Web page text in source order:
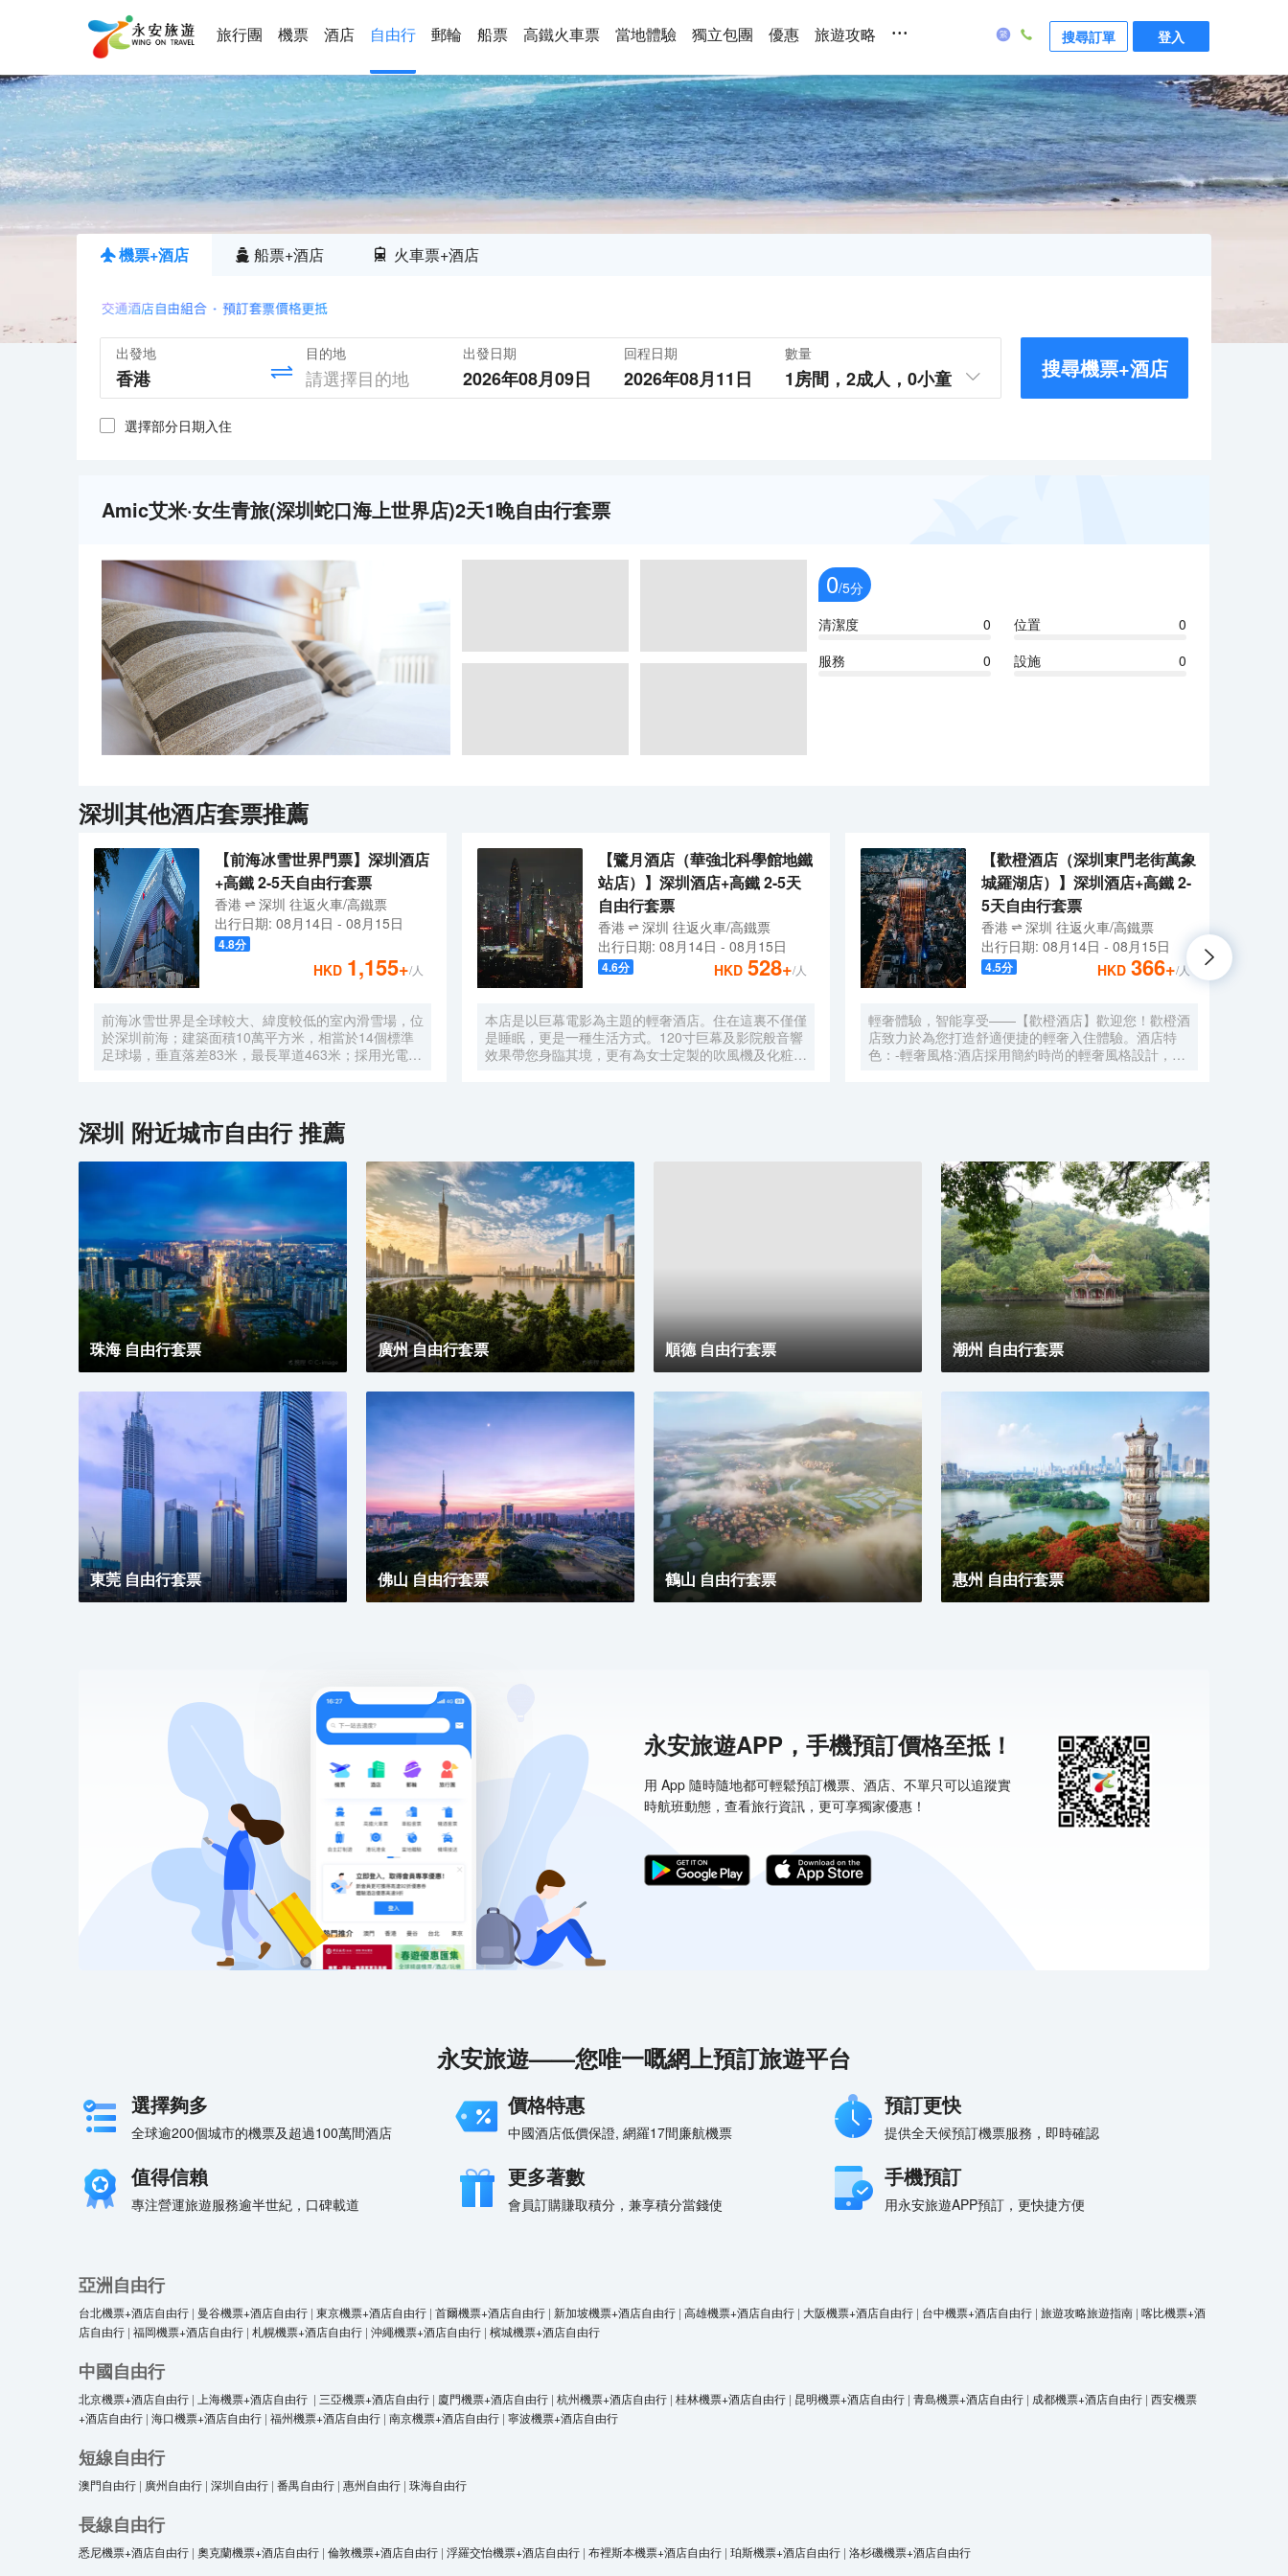
旅行團 機票 酒店 自由行 郵輪 船票 高鐵火車票 當地體驗 獨立包團 優惠 旅遊攻略 ... 搜尋訂單 登入
機票+酒店 船票+酒店 火車票+酒店
出發地 目的地 出發日期
2026年08月09日
回程日期
2026年08月11日
數量
1房間， 2成人， 0小童 搜尋機票+酒店
選擇部分日期入住
Amic艾米·女生青旅(深圳蛇口海上世界店)2天1晚自由行套票
0/5分
清潔度
0 位置
0
服務
0 設施 0
深圳其他酒店套票推薦
【前海冰雪世界門票】深圳酒店
+高鐵 2-5天自由行套票
香港 深圳 往返火車/高鐵票
出行日期: 08月14日 - 08月15日
4.8分
HKD 1,155+/人
前海冰雪世界是全球較大、緯度較低的室內滑雪場，位
於深圳前海；建築面積10萬平方米，相當於14個標準
足球場，垂直落差83米，最長單道463米‌；採用光電發
【鷺月酒店（華強北科學館地鐵
站店）】深圳酒店+高鐵 2-5天
自由行套票
香港 深圳 往返火車/高鐵票
出行日期: 08月14日 - 08月15日
4.6分 HKD 528+/人
本店是以巨幕電影為主題的輕奢酒店。住在這裏不僅僅
是睡眠，更是一種生活方式。120寸巨幕及影院般音響
效果帶您身臨其境，更有為女士定製的吹風機及化粧
【歡橙酒店（深圳東門老街萬象
城羅湖店）】深圳酒店+高鐵 2-
5天自由行套票
香港 深圳 往返火車/高鐵票
出行日期: 08月14日 - 08月15日
4.5分 HKD 366+/人
輕奢體驗，智能享受——【歡橙酒店】歡迎您！歡橙酒
店致力於為您打造舒適便捷的輕奢入住體驗。酒店特
色：-輕奢風格:酒店採用簡約時尚的輕奢風格設計，注
影院，享受震撼視聽盛宴。-貼心服務:酒店設有洗衣
房，並提供烘乾服務，解決您的洗衣煩惱，讓旅途更加
輕鬆自在。歡橙酒店是您商務出行、休閒度假的理想之
選。期待您的光臨！温馨提示，圖片僅供參考，無法涵
蓋所有房型，詳細的實物照片請諮詢酒店。
深圳 附近城市自由行 推薦
珠海 自由行套票 廣州 自由行套票 順德 自由行套票 潮州 自由行套票
東莞 自由行套票 佛山 自由行套票 鶴山 自由行套票 惠州 自由行套票
永安旅遊APP，手機預訂價格至抵！
用 App 隨時隨地都可輕鬆預訂機票、酒店、不單只可以追蹤實
時航班動態，查看旅行資訊，更可享獨家優惠！
永安旅遊——您唯一嘅網上預訂旅遊平台
選擇夠多
全球逾200個城市的機票及超過100萬間酒店
價格特惠
中國酒店低價保證, 網羅17間廉航機票
預訂更快
提供全天候預訂機票服務，即時確認
值得信賴
專注營運旅遊服務逾半世紀，口碑載道
更多著數
會員訂購賺取積分，兼享積分當錢使
手機預訂
用永安旅遊APP預訂，更快捷方便
亞洲自由行
台北機票+酒店自由行 | 曼谷機票+酒店自由行 | 東京機票+酒店自由行 | 首爾機票+酒店自由行 | 新加坡機票+酒店自由行 | 高雄機票+酒店自由行 | 大阪機票+酒店自由行 | 台中機票+酒店自由行 | 旅遊攻略旅遊指南 | 喀比機票+酒
店自由行 | 福岡機票+酒店自由行 | 札幌機票+酒店自由行 | 沖繩機票+酒店自由行 | 檳城機票+酒店自由行
中國自由行
北京機票+酒店自由行 | 上海機票+酒店自由行 | 三亞機票+酒店自由行 | 廈門機票+酒店自由行 | 杭州機票+酒店自由行 | 桂林機票+酒店自由行 | 昆明機票+酒店自由行 | 青島機票+酒店自由行 | 成都機票+酒店自由行 | 西安機票
+酒店自由行 | 海口機票+酒店自由行 | 福州機票+酒店自由行 | 南京機票+酒店自由行 | 寧波機票+酒店自由行
短線自由行
澳門自由行 | 廣州自由行 | 深圳自由行 | 番禺自由行 | 惠州自由行 | 珠海自由行
長線自由行
悉尼機票+酒店自由行 | 奧克蘭機票+酒店自由行 | 倫敦機票+酒店自由行 | 浮羅交怡機票+酒店自由行 | 布裡斯本機票+酒店自由行 | 珀斯機票+酒店自由行 | 洛杉磯機票+酒店自由行